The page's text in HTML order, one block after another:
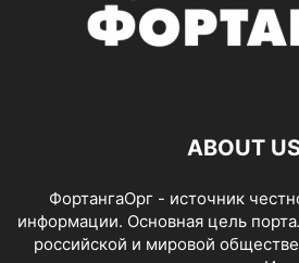
ABOUT
ФортангаОрг - источник
информации. Основная цель
российской и мировой